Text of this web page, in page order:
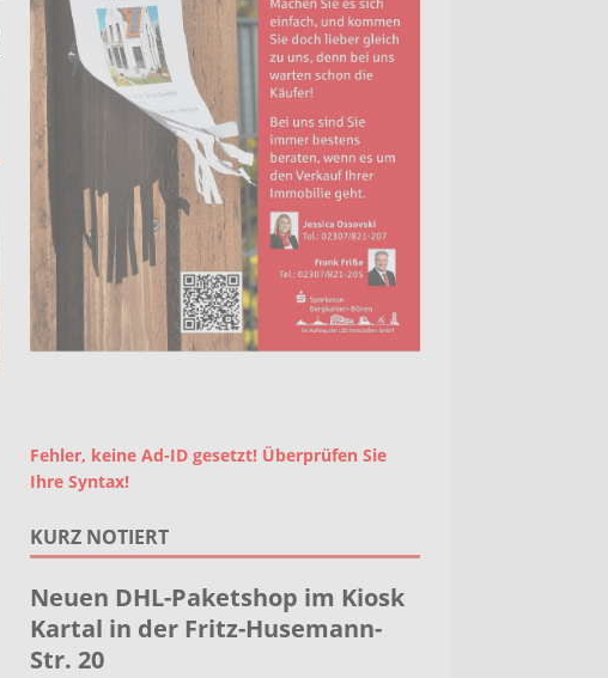
Fehler, keine Ad-ID gesetzt! Überprüfen Sie
Ihre Syntax!
KURZ NOTIERT
Neuen DHL-Paketshop im Kiosk
Kartal in der Fritz-Husemann-
Str. 20